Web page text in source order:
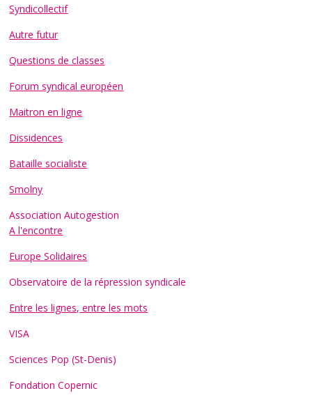
Syndicollectif
Autre futur
Questions de classes
Forum syndical européen
Maitron en ligne
Dissidences
Bataille socialiste
Smolny
Association Autogestion
A l'encontre
Europe Solidaires
Observatoire de la répression syndicale
Entre les lignes, entre les mots
VISA
Sciences Pop (St-Denis)
Fondation Copernic